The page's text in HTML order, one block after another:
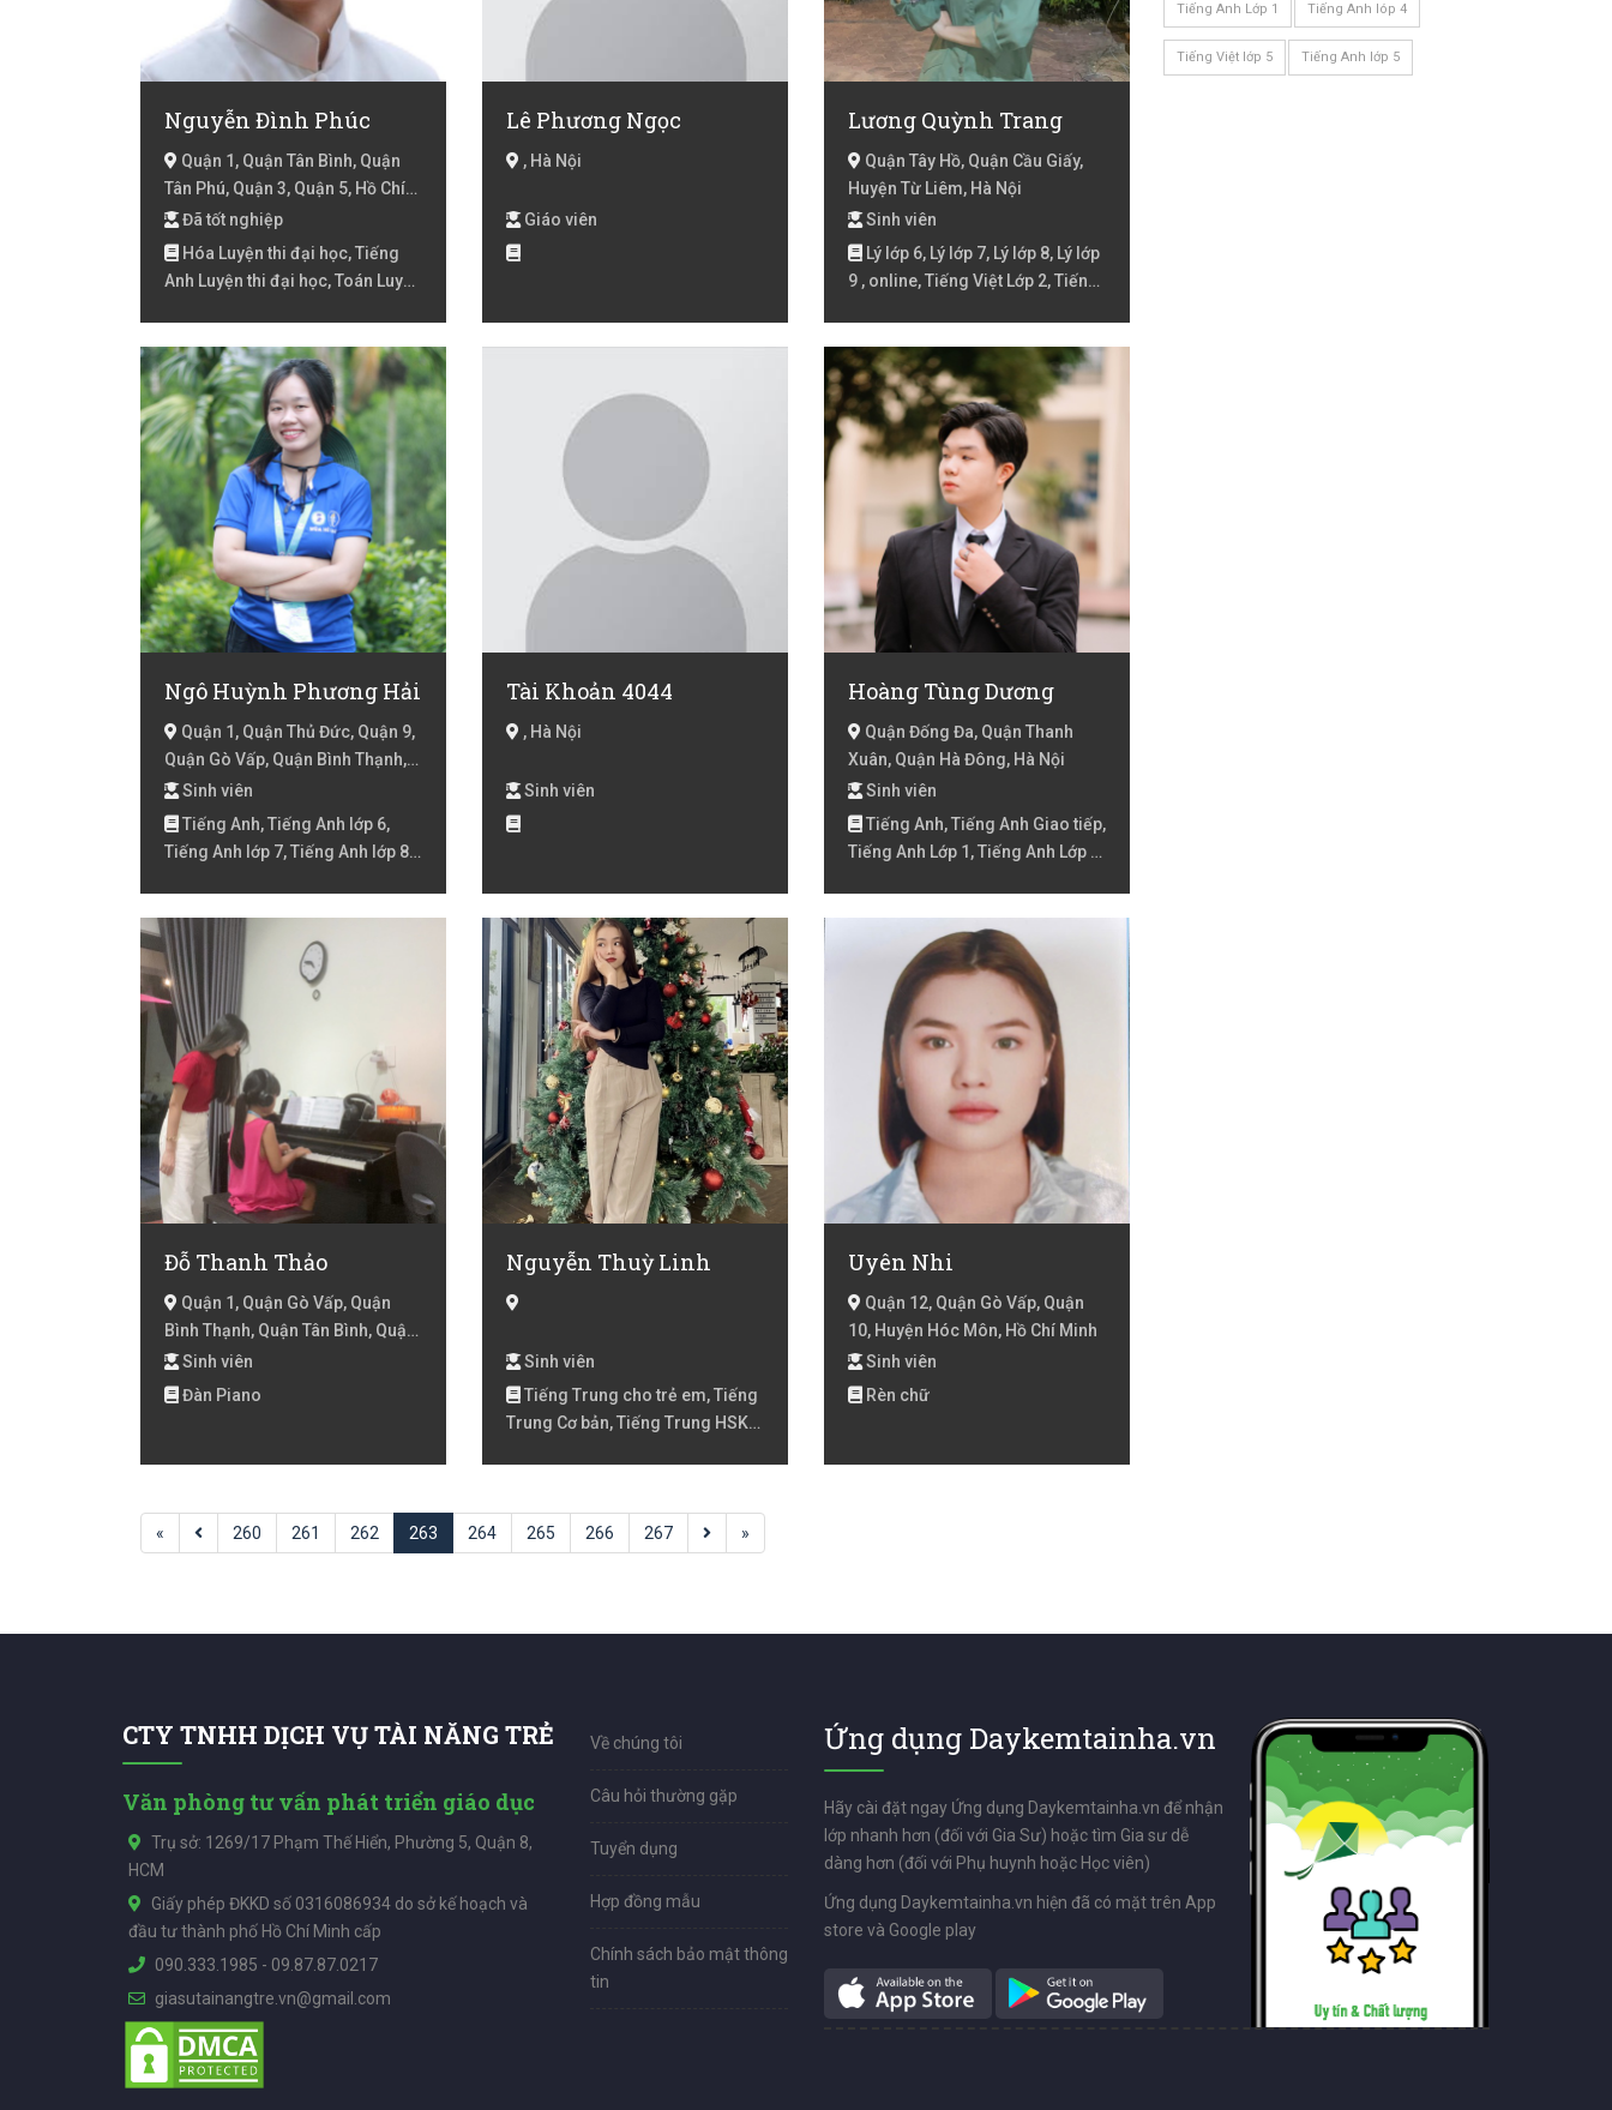
Nguyễn Đình Phúc
Quận 1, Quận Tân Bình, Quận
Tân Phú, Quận 3, Quận 5, Hồ Chí
MinhĐã tốt nghiệp
Hóa Luyện thi đại học, Tiếng
Anh Luyện thi đại học, Toán Luyện
Lê Phương Ngọc
, Hà Nội
Giáo viên
Lương Quỳnh Trang
Quận Tây Hồ, Quận Cầu Giấy,
Huyện Từ Liêm, Hà Nội
Sinh viên
Lý lớp 6, Lý lớp 7, Lý lớp 8, Lý lớp
9 , online, Tiếng Việt Lớp 2, Tiếng
Toán lớp 4, Toán lớp 5, Toán lớp 6,
Toán lớp 7
Ngô Huỳnh Phương Hải
Quận 1, Quận Thủ Đức, Quận 9,
Quận Gò Vấp, Quận Bình Thạnh,
Quận 2, Quận 7, Huyện Hóc Môn,
Hồ Chí Minh
Sinh viên
Tiếng Anh, Tiếng Anh lớp 6,
Tiếng Anh lớp 7, Tiếng Anh lớp 8,
bản, Tiếng Hàn giao tiếp, Tiếng
Hàn online, Tiếng Hàn Topik 1,
Tiếng Hàn Topik 2, Tiếng Việt cho
người nước ngoài
Tài Khoản 4044
, Hà Nội
Sinh viên
Hoàng Tùng Dương
Quận Đống Đa, Quận Thanh
Xuân, Quận Hà Đông, Hà Nội
Sinh viên
Tiếng Anh, Tiếng Anh Giao tiếp,
Tiếng Anh Lớp 1, Tiếng Anh Lớp 2,
Tiếng Anh online
Đỗ Thanh Thảo
Quận 1, Quận Gò Vấp, Quận
Bình Thạnh, Quận Tân Bình, Quận
Tân Phú, Quận Phú Nhuận, Quận
3, Quận 10, Quận 11, Quận 5,
Sinh viên
Đàn Piano
Nguyễn Thuỳ Linh
Sinh viên
Tiếng Trung cho trẻ em, Tiếng
Trung Cơ bản, Tiếng Trung HSK
Uyên Nhi
Quận 12, Quận Gò Vấp, Quận
10, Huyện Hóc Môn, Hồ Chí Minh
Sinh viên
Rèn chữ
« 260 261 262 263 264 265 266 267 »
Tiếng Anh Lớp 1 Tiếng Anh lóp 4
Tiếng Việt lớp 5 Tiếng Anh lớp 5
CTY TNHH DỊCH VỤ TÀI NĂNG TRẺ
Văn phòng tư vấn phát triển giáo dục
Trụ sở: 1269/17 Phạm Thế Hiển, Phường 5, Quận 8,
HCM
Giấy phép ĐKKD số 0316086934 do sở kế hoạch và
đầu tư thành phố Hồ Chí Minh cấp
090.333.1985 - 09.87.87.0217
giasutainangtre.vn@gmail.com
Về chúng tôi
Câu hỏi thường gặp
Tuyển dụng
Hợp đồng mẫu
Chính sách bảo mật thông
tin
Ứng dụng Daykemtainha.vn
Hãy cài đặt ngay Ứng dụng Daykemtainha.vn để nhận
lớp nhanh hơn (đối với Gia Sư) hoặc tìm Gia sư dễ
dàng hơn (đối với Phụ huynh hoặc Học viên)
Ứng dụng Daykemtainha.vn hiện đã có mặt trên App
store và Google play